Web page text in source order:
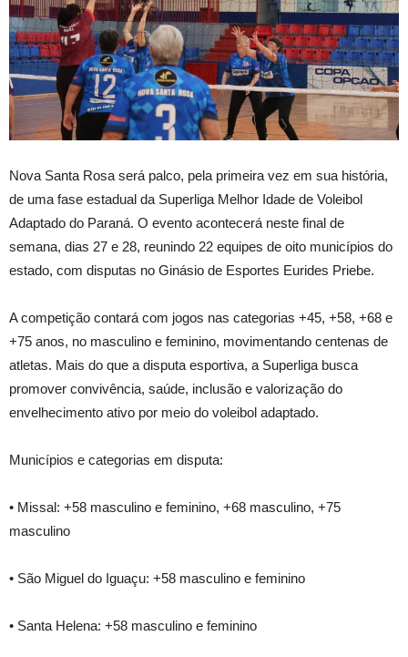
Nova Santa Rosa será palco, pela primeira vez em sua história,
de uma fase estadual da Superliga Melhor Idade de Voleibol
Adaptado do Paraná. O evento acontecerá neste final de
semana, dias 27 e 28, reunindo 22 equipes de oito municípios do
estado, com disputas no Ginásio de Esportes Eurides Priebe.
A competição contará com jogos nas categorias +45, +58, +68 e
+75 anos, no masculino e feminino, movimentando centenas de
atletas. Mais do que a disputa esportiva, a Superliga busca
promover convivência, saúde, inclusão e valorização do
envelhecimento ativo por meio do voleibol adaptado.
Municípios e categorias em disputa:
• Missal: +58 masculino e feminino, +68 masculino, +75
masculino
• São Miguel do Iguaçu: +58 masculino e feminino
• Santa Helena: +58 masculino e feminino